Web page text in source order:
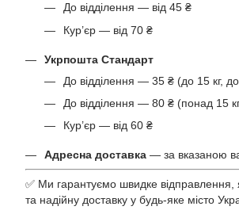
До відділення — від 45 ₴
Кур’єр — від 70 ₴
Укрпошта Стандарт
До відділення — 35 ₴ (до 15 кг,
До відділення — 80 ₴ (понад 15
Кур’єр — від 60 ₴
Адресна доставка — за вказаною
✅ Ми гарантуємо швидке відправлення,
та надійну доставку у будь-яке місто